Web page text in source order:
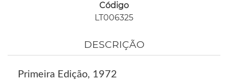
Código
LT006325
DESCRIÇÃO
Primeira Edição, 1972